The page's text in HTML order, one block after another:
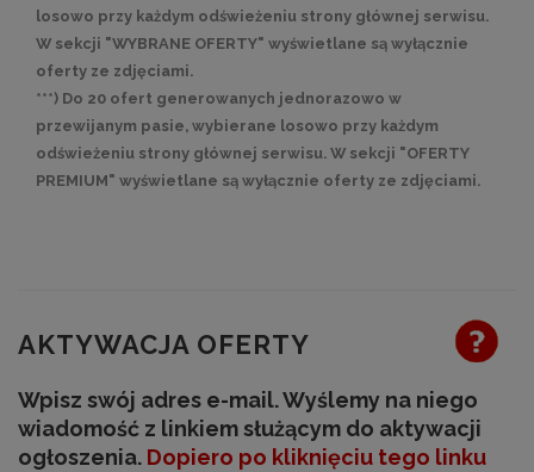
losowo przy każdym odświeżeniu strony głównej serwisu.
W sekcji "WYBRANE OFERTY" wyświetlane są wyłącznie
oferty ze zdjęciami.
***) Do 20 ofert generowanych jednorazowo w
przewijanym pasie, wybierane losowo przy każdym
odświeżeniu strony głównej serwisu. W sekcji "OFERTY
PREMIUM" wyświetlane są wyłącznie oferty ze zdjęciami.
AKTYWACJA OFERTY
Wpisz swój adres e-mail. Wyślemy na niego
wiadomość z linkiem służącym do aktywacji
ogłoszenia. Dopiero po kliknięciu tego linku